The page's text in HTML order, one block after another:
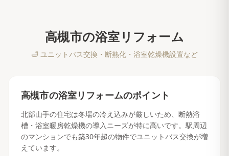
高槻市の浴室リフォーム
🛁 ユニットバス交換・断熱化・浴室乾燥機設置など
高槻市の浴室リフォームのポイント
北部山手の住宅は冬場の冷え込みが厳しいため、断熱浴
槽・浴室暖房乾燥機の導入ニーズが特に高いです。駅周辺
のマンションでも築30年超の物件でユニットバス交換が増
えています。